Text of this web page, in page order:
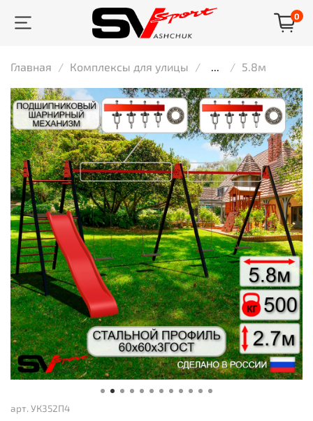
0
Главная Комплексы для улицы ... 5.8м
арт. УК352П4